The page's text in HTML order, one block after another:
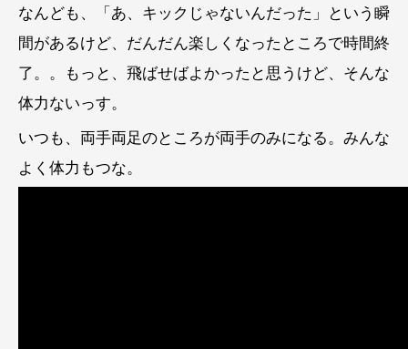
なんども、「あ、キックじゃないんだった」という瞬
間があるけど、だんだん楽しくなったところで時間終
了。。もっと、飛ばせばよかったと思うけど、そんな
体力ないっす。
いつも、両手両足のところが両手のみになる。みんな
よく体力もつな。